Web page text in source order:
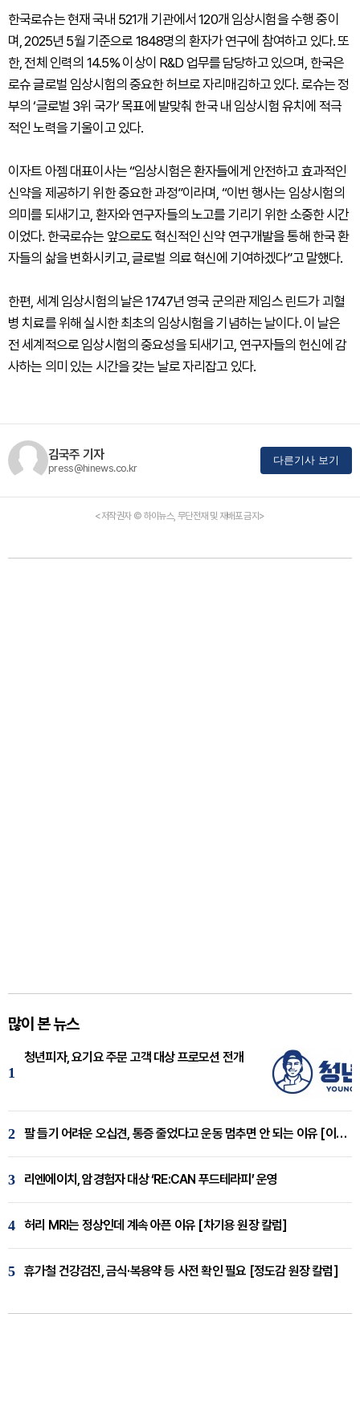
한국로슈는 현재 국내 521개 기관에서 120개 임상시험을 수행 중이
며, 2025년 5월 기준으로 1848명의 환자가 연구에 참여하고 있다. 또
한, 전체 인력의 14.5% 이상이 R&D 업무를 담당하고 있으며, 한국은
로슈 글로벌 임상시험의 중요한 허브로 자리매김하고 있다. 로슈는 정
부의 ‘글로벌 3위 국가’ 목표에 발맞춰 한국 내 임상시험 유치에 적극
적인 노력을 기울이고 있다.
이자트 아젬 대표이사는 “임상시험은 환자들에게 안전하고 효과적인
신약을 제공하기 위한 중요한 과정”이라며, “이번 행사는 임상시험의
의미를 되새기고, 환자와 연구자들의 노고를 기리기 위한 소중한 시간
이었다. 한국로슈는 앞으로도 혁신적인 신약 연구개발을 통해 한국 환
자들의 삶을 변화시키고, 글로벌 의료 혁신에 기여하겠다”고 말했다.
한편, 세계 임상시험의 날은 1747년 영국 군의관 제임스 린드가 괴혈
병 치료를 위해 실시한 최초의 임상시험을 기념하는 날이다. 이 날은
전 세계적으로 임상시험의 중요성을 되새기고, 연구자들의 헌신에 감
사하는 의미 있는 시간을 갖는 날로 자리잡고 있다.
김국주 기자
press@hinews.co.kr
다른기사 보기
<저작권자 © 하이뉴스, 무단전재 및 재배포 금지>
많이 본 뉴스
1
청년피자, 요기요 주문 고객 대상 프로모션 전개
2 팔 들기 어려운 오십견, 통증 줄었다고 운동 멈추면 안 되는 이유 [이병욱 원장 칼럼]
3 리엔에이치, 암경험자 대상 ‘RE:CAN 푸드테라피’ 운영
4 허리 MRI는 정상인데 계속 아픈 이유 [차기용 원장 칼럼]
5 휴가철 건강검진, 금식·복용약 등 사전 확인 필요 [정도감 원장 칼럼]